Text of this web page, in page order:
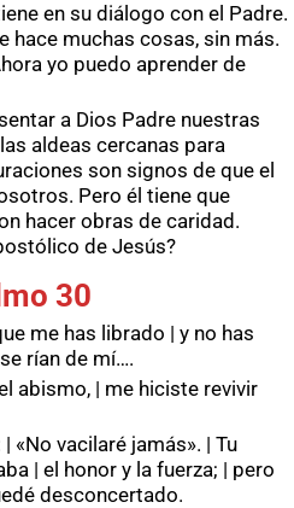
en su diálogo con el Padre.
hace muchas cosas, sin más.
yo puedo aprender de
a Dios Padre nuestras
aldeas cercanas para
son signos de que el
Pero él tiene que
hacer obras de caridad.
de Jesús?
30
me has librado | y no has
rían de mí….
abismo, | me hiciste revivir
«No vacilaré jamás». | Tu
| el honor y la fuerza; | pero
desconcertado.